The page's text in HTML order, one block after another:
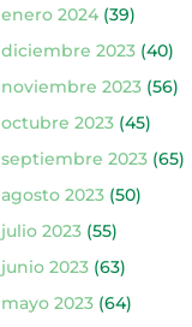
enero 2024(39)
diciembre 2023(40)
noviembre 2023(56)
octubre 2023(45)
septiembre 2023(65)
agosto 2023(50)
julio 2023(55)
junio 2023(63)
mayo 2023(64)